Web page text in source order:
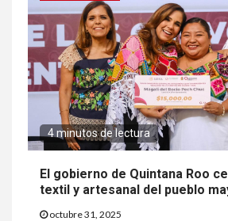
4 minutos de lectura
El gobierno de Quintana Roo
textil y artesanal del pueblo
octubre 31, 2025